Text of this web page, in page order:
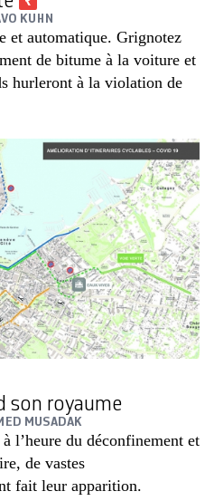
KUHN
et automatique. Grignotez
de bitume à la voiture et
hurleront à la violation de
son royaume
MUSADAK
l’heure du déconfinement et
de vastes
fait leur apparition.